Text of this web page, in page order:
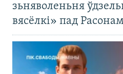
зьняволеньня
вясёлкі» пад